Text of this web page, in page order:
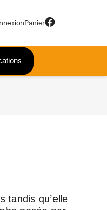
Panier
tandis qu’elle